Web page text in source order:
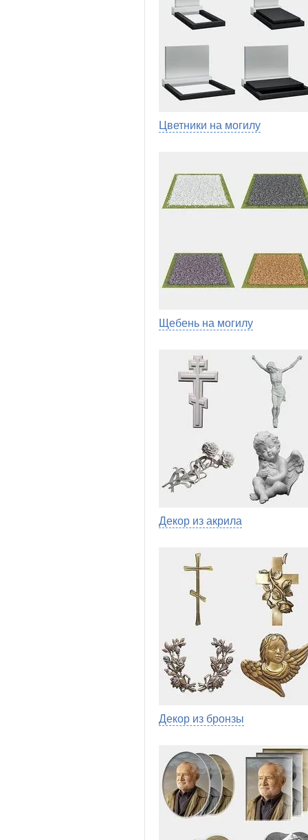
Цветники на могилу
Щебень на могилу
Декор из акрила
Декор из бронзы